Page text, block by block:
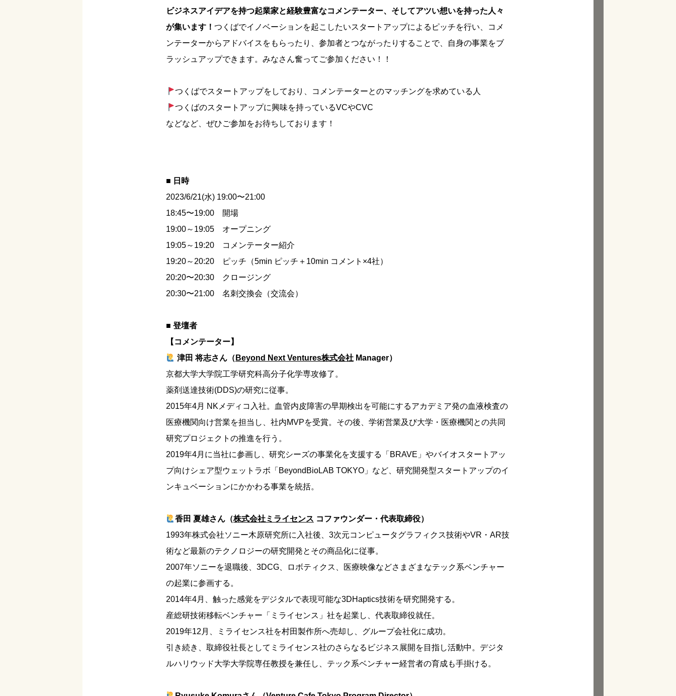
ビジネスアイデアを持つ起業家と経験豊富なコメンテーター、そしてアツい想いを持った人々
が集います！ つくばでイノベーションを起こしたいスタートアップによるピッチを行い、コメ
ンテーターからアドバイスをもらったり、参加者とつながったりすることで、自身の事業をブ
ラッシュアップできます。みなさん奮ってご参加ください！！
つくばでスタートアップをしており、コメンテーターとのマッチングを求めている人
つくばのスタートアップに興味を持っているVCやCVC
などなど、ぜひご参加をお待ちしております！
■ 日時
2023/6/21(水) 19:00〜21:00
18:45〜19:00 開場
19:00～19:05 オープニング
19:05～19:20 コメンテーター紹介
19:20～20:20 ピッチ（5min ピッチ＋10min コメント×4社）
20:20〜20:30 クロージング
20:30〜21:00 名刺交換会（交流会）
■ 登壇者
【コメンテーター】
津田 将志さん（ Beyond Next Ventures株式会社Manager）
京都大学大学院工学研究科高分子化学専攻修了。
薬剤送達技術(DDS)の研究に従事。
2015年4月 NKメディコ入社。血管内皮障害の早期検出を可能にするアカデミア発の血液検査の
医療機関向け営業を担当し、社内MVPを受賞。その後、学術営業及び大学・医療機関との共同
研究プロジェクトの推進を行う。
2019年4月に当社に参画し、研究シーズの事業化を支援する「BRAVE」やバイオスタートアッ
プ向けシェア型ウェットラボ「BeyondBioLAB TOKYO」など、研究開発型スタートアップのイ
ンキュベーションにかかわる事業を統括。
香田 夏雄さん（株式会社ミライセンス コファウンダー・代表取締役）
1993年株式会社ソニー木原研究所に入社後、3次元コンピュータグラフィクス技術やVR・AR技
術など最新のテクノロジーの研究開発とその商品化に従事。
2007年ソニーを退職後、3DCG、ロボティクス、医療映像などさまざまなテック系ベンチャー
の起業に参画する。
2014年4月、触った感覚をデジタルで表現可能な3DHaptics技術を研究開発する。
産総研技術移転ベンチャー「ミライセンス」社を起業し、代表取締役就任。
2019年12月、ミライセンス社を村田製作所へ売却し、グループ会社化に成功。
引き続き、取締役社長としてミライセンス社のさらなるビジネス展開を目指し活動中。デジタ
ルハリウッド大学大学院専任教授を兼任し、テック系ベンチャー経営者の育成も手掛ける。